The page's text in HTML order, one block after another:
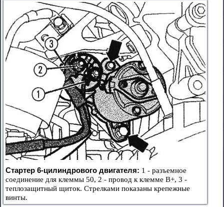
Стартер 6-цилиндрового двигателя: 1 - разъемное
соединение для клеммы 50, 2 - провод к клемме В+, 3 -
теплозащитный щиток. Стрелками показаны крепежные
винты.